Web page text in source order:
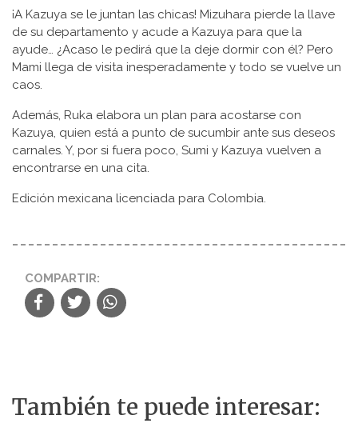
¡A Kazuya se le juntan las chicas! Mizuhara pierde la llave
de su departamento y acude a Kazuya para que la
ayude… ¿Acaso le pedirá que la deje dormir con él? Pero
Mami llega de visita inesperadamente y todo se vuelve un
caos.
Además, Ruka elabora un plan para acostarse con
Kazuya, quien está a punto de sucumbir ante sus deseos
carnales. Y, por si fuera poco, Sumi y Kazuya vuelven a
encontrarse en una cita.
Edición mexicana licenciada para Colombia.
COMPARTIR:
También te puede interesar: